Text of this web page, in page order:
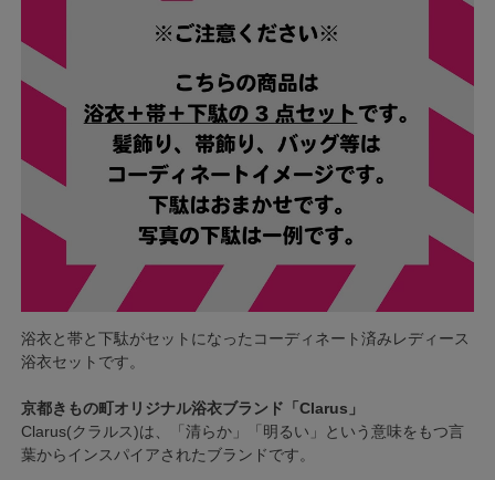
浴衣と帯と下駄がセットになったコーディネート済みレディース
浴衣セットです。
京都きもの町オリジナル浴衣ブランド「Clarus」
Clarus(クラルス)は、「清らか」「明るい」という意味をもつ言
葉からインスパイアされたブランドです。